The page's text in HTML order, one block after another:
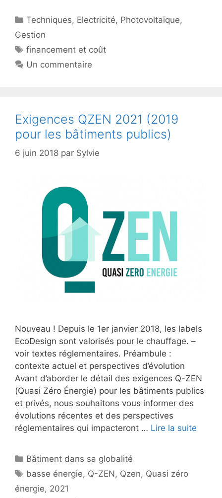
Catégories
Techniques, Electricité, Photovoltaïque,
Gestion
Étiquettes
financement et coût
Un commentaire
Exigences QZEN 2021 (2019
pour les bâtiments publics)
6 juin 2018 par Sylvie
Nouveau ! Depuis le 1er janvier 2018, les labels
EcoDesign sont valorisés pour le chauffage. –
voir textes réglementaires. Préambule :
contexte actuel et perspectives d’évolution
Avant d’aborder le détail des exigences Q-ZEN
(Quasi Zéro Énergie) pour les bâtiments publics
et privés, nous souhaitons vous informer des
évolutions récentes et des perspectives
réglementaires qui impacteront … Lire la suite
Catégories
Bâtiment dans sa globalité
Étiquettes
basse énergie, Q-ZEN, Qzen, Quasi zéro
énergie, 2021